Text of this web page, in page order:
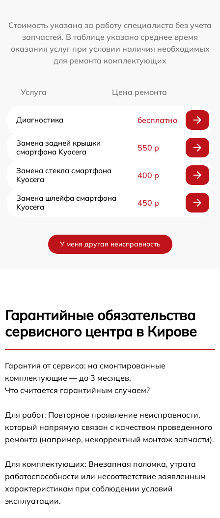
Стоимость указана за работу специалиста без учета
запчастей. В таблице указано среднее время
оказания услуг при условии наличия необходимых
для ремонта комплектующих
Услуга Цена ремонта
Диагностика бесплатно
Замена задней крышки
смартфона Kyocera
550 р
Замена стекла смартфона
Kyocera
400 р
Замена шлейфа смартфона
Kyocera
450 р
У меня другая неисправность
Гарантийные обязательства
сервисного центра в Кирове
Гарантия от сервиса: на смонтированные
комплектующие — до 3 месяцев.
Что считается гарантийным случаем?
Для работ: Повторное проявление неисправности,
который напрямую связан с качеством проведенного
ремонта (например, некорректный монтаж запчасти).
Для комплектующих: Внезапная поломка, утрата
работоспособности или несоответствие заявленным
характеристикам при соблюдении условий
эксплуатации.